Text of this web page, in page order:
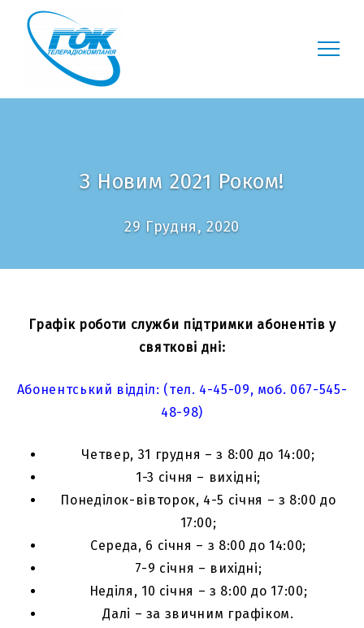
З Новим 2021 Роком!
29 Грудня, 2020
Графік роботи служби підтримки абонентів у
святкові дні:
Абонентський відділ: (тел. 4-45-09, моб. 067-545-
48-98)
Четвер, 31 грудня – з 8:00 до 14:00;
1-3 січня – вихідні;
Понеділок-вівторок, 4-5 січня – з 8:00 до
17:00;
Середа, 6 січня – з 8:00 до 14:00;
7-9 січня – вихідні;
Неділя, 10 січня – з 8:00 до 17:00;
Далі – за звичним графіком.